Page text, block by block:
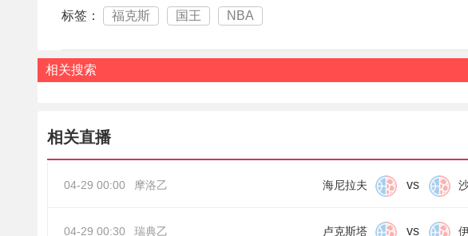
标签： 福克斯 国王 NBA
相关搜索
相关直播
04-29 00:00 摩洛乙 海尼拉夫 vs
04-29 00:30 瑞典乙 卢克斯塔 vs